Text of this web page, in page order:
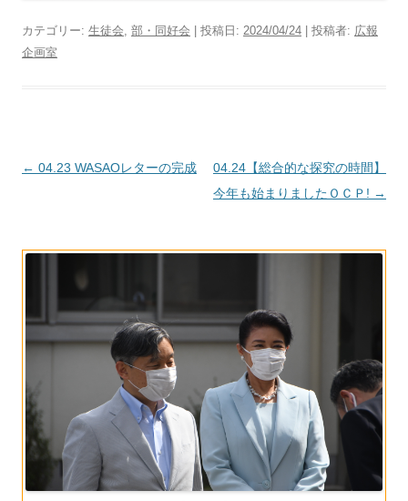
カテゴリー: 生徒会 部・同好会 | 投稿日: 2024/04/24 | 投稿者: 広報
企画室
投
シ
ョ
← 04.23 WASAOレターの完成
04.24【総合的な探究の時間】
今年も始まりましたＯＣＰ! →